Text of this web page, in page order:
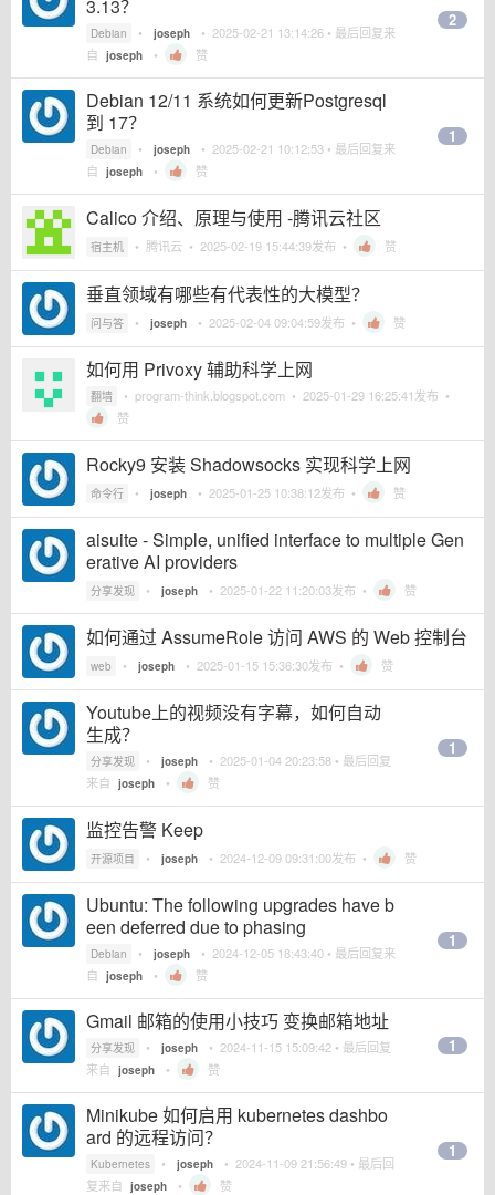
3.13？
Debian • joseph • 2025-02-21 13:14:26 • 最后回复来
自 joseph • 赞
2
Debian 12/11 系统如何更新Postgresql
到 17？
Debian • joseph • 2025-02-21 10:12:53 • 最后回复来
自 joseph • 赞
1
Calico 介绍、原理与使用 -腾讯云社区
宿主机 • 腾讯云 • 2025-02-19 15:44:39发布 • 赞
垂直领域有哪些有代表性的大模型？
问与答 • joseph • 2025-02-04 09:04:59发布 • 赞
如何用 Privoxy 辅助科学上网
翻墙 • program-think.blogspot.com • 2025-01-29 16:25:41发布 •
赞
Rocky9 安装 Shadowsocks 实现科学上网
命令行 • joseph • 2025-01-25 10:38:12发布 • 赞
aisuite - Simple, unified interface to multiple Gen
erative AI providers
分享发现 • joseph • 2025-01-22 11:20:03发布 • 赞
如何通过 AssumeRole 访问 AWS 的 Web 控制台
web • joseph • 2025-01-15 15:36:30发布 • 赞
Youtube上的视频没有字幕，如何自动
生成？
分享发现 • joseph • 2025-01-04 20:23:58 • 最后回复
来自 joseph • 赞
1
监控告警 Keep
开源项目 • joseph • 2024-12-09 09:31:00发布 • 赞
Ubuntu: The following upgrades have b
een deferred due to phasing
Debian • joseph • 2024-12-05 18:43:40 • 最后回复来
自 joseph • 赞
1
Gmail 邮箱的使用小技巧 变换邮箱地址
分享发现 • joseph • 2024-11-15 15:09:42 • 最后回复
来自 joseph • 赞
1
Minikube 如何启用 kubernetes dashbo
ard 的远程访问？
Kubernetes • joseph • 2024-11-09 21:56:49 • 最后回
复来自 joseph • 赞
1